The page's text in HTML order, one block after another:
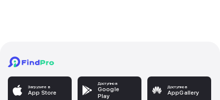
Загрузите в
App Store
Доступно в
Google
Play
Доступно в
AppGallery